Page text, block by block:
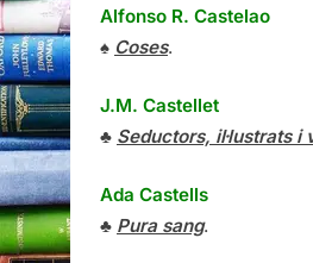
Alfonso R. Castelao
♠ Coses.
J.M. Castellet
♣ Seductors, il·lustrats i
Ada Castells
♣ Pura sang.